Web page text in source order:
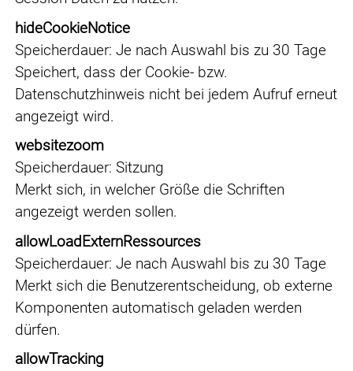
hideCookieNotice
Speicherdauer Je nach Auswahl bis zu 30 Tage
Speichert, dass der Cookie- bzw.
Datenschutzhinweis nicht bei jedem Aufruf erneut
angezeigt wird.
websitezoom
Speicherdauer Sitzung
Merkt sich, in welcher Größe die Schriften
angezeigt werden sollen.
allowLoadExternRessources
Speicherdauer Je nach Auswahl bis zu 30 Tage
Merkt sich die Benutzerentscheidung, ob externe
Komponenten automatisch geladen werden
dürfen.
allowTracking